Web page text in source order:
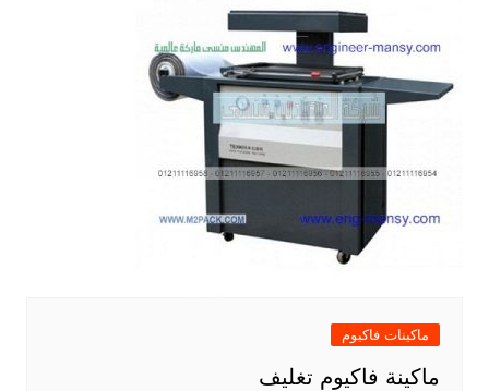
ماكينات فاكيوم
ماكينة فاكيوم تغليف